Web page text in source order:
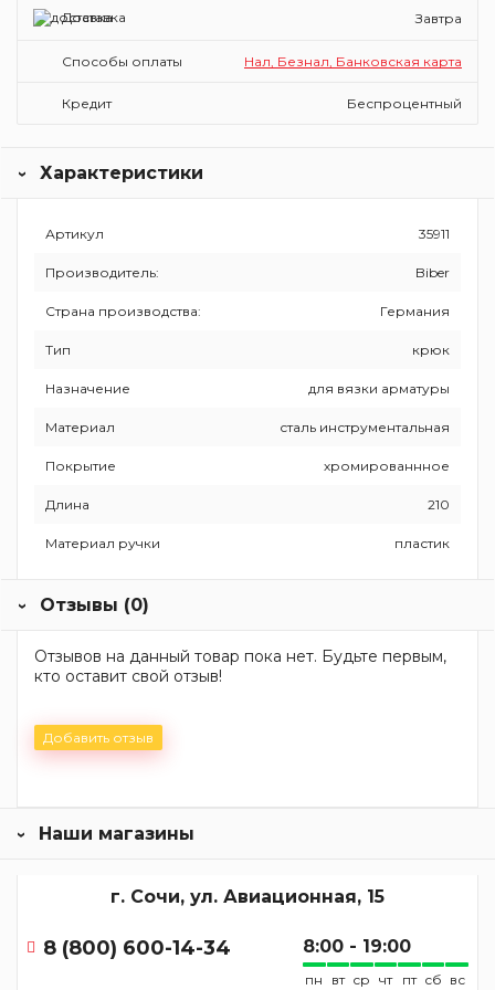
Доставка Завтра
Способы оплаты Нал, Безнал, Банковская карта
Кредит Беспроцентный
Характеристики
Артикул 35911
Производитель: Biber
Страна производства: Германия
Тип крюк
Назначение для вязки арматуры
Материал сталь инструментальная
Покрытие хромированнное
Длина 210
Материал ручки пластик
Отзывы (0)
Отзывов на данный товар пока нет. Будьте первым,
кто оставит свой отзыв!
Добавить отзыв
Наши магазины
г. Сочи, ул. Авиационная, 15
8 (800) 600-14-34 8:00 - 19:00
пн вт ср чт пт сб вс